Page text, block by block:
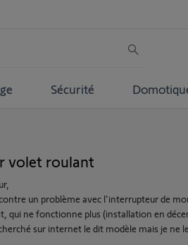
Sécurité
volet roulant
un problème avec l'interrupteur de
qui ne fonctionne plus (installation en
sur internet le dit modèle mais je ne